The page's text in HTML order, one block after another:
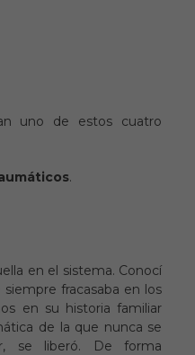
uno de estos cuatro
.
en el sistema. Conocí
fracasaba en los
en su historia familiar
de la que nunca se
se liberó. De forma